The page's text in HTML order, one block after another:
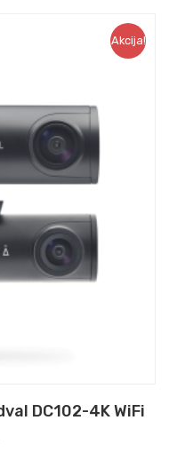
Akcija!
DC102-4K WiFi